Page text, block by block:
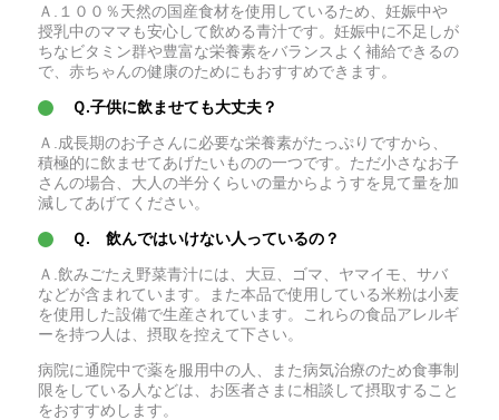
Ａ.１００％天然の国産食材を使用しているため、妊娠中や
授乳中のママも安心して飲める青汁です。妊娠中に不足しが
ちなビタミン群や豊富な栄養素をバランスよく補給できるの
で、赤ちゃんの健康のためにもおすすめできます。
Ｑ.子供に飲ませても大丈夫？
Ａ.成長期のお子さんに必要な栄養素がたっぷりですから、
積極的に飲ませてあげたいものの一つです。ただ小さなお子
さんの場合、大人の半分くらいの量からようすを見て量を加
減してあげてください。
Ｑ. 飲んではいけない人っているの？
Ａ.飲みごたえ野菜青汁には、大豆、ゴマ、ヤマイモ、サバ
などが含まれています。また本品で使用している米粉は小麦
を使用した設備で生産されています。これらの食品アレルギ
ーを持つ人は、摂取を控えて下さい。
病院に通院中で薬を服用中の人、また病気治療のため食事制
限をしている人などは、お医者さまに相談して摂取すること
をおすすめします。